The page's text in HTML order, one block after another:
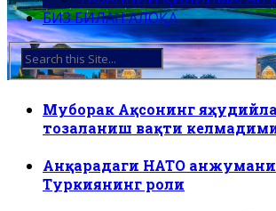
БИЗ БИЛАН АЛОҚА
Муборак Ақсонинг
тозаланиш вақти
Анқарадаги НАТО анжумани
Туркиянинг роли